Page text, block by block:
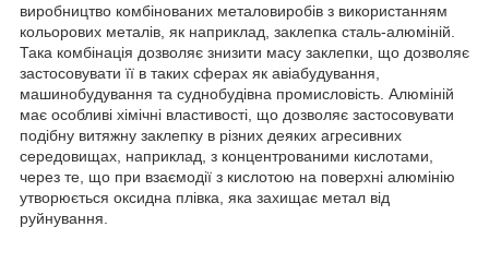
виробництво комбінованих металовиробів з використанням
кольорових металів, як наприклад, заклепка сталь-алюміній.
Така комбінація дозволяє знизити масу заклепки, що дозволяє
застосовувати її в таких сферах як авіабудування,
машинобудування та суднобудівна промисловість. Алюміній
має особливі хімічні властивості, що дозволяє застосовувати
подібну витяжну заклепку в різних деяких агресивних
середовищах, наприклад, з концентрованими кислотами,
через те, що при взаємодії з кислотою на поверхні алюмінію
утворюється оксидна плівка, яка захищає метал від
руйнування.